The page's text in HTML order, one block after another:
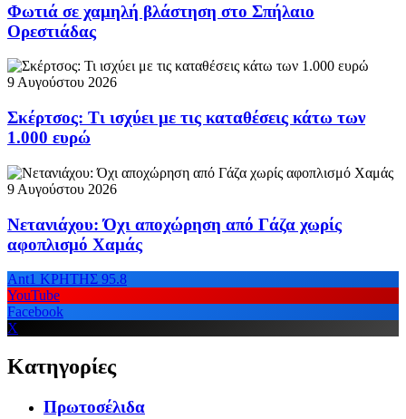
Φωτιά σε χαμηλή βλάστηση στο Σπήλαιο
Ορεστιάδας
9 Αυγούστου 2026
Σκέρτσος: Τι ισχύει με τις καταθέσεις κάτω των
1.000 ευρώ
9 Αυγούστου 2026
Νετανιάχου: Όχι αποχώρηση από Γάζα χωρίς
αφοπλισμό Χαμάς
Ant1 ΚΡΗΤΗΣ 95.8
YouTube
Facebook
X
Κατηγορίες
Πρωτοσέλιδα